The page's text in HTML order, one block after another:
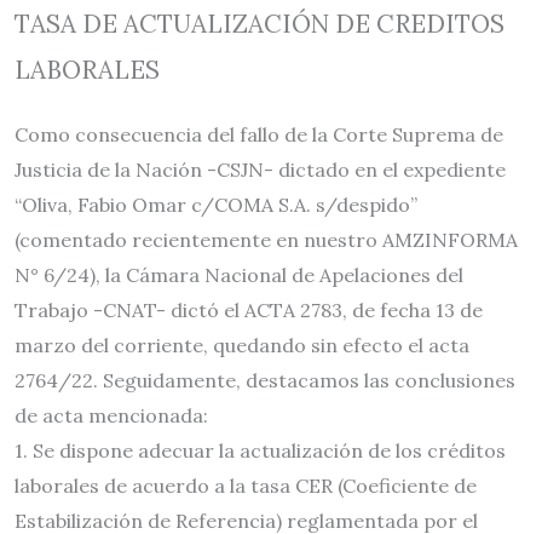
TASA DE ACTUALIZACIÓN DE CREDITOS
LABORALES
Como consecuencia del fallo de la Corte Suprema de
Justicia de la Nación -CSJN- dictado en el expediente
“Oliva, Fabio Omar c/COMA S.A. s/despido”
(comentado recientemente en nuestro AMZINFORMA
N° 6/24), la Cámara Nacional de Apelaciones del
Trabajo -CNAT- dictó el ACTA 2783, de fecha 13 de
marzo del corriente, quedando sin efecto el acta
2764/22. Seguidamente, destacamos las conclusiones
de acta mencionada:
1. Se dispone adecuar la actualización de los créditos
laborales de acuerdo a la tasa CER (Coeficiente de
Estabilización de Referencia) reglamentada por el